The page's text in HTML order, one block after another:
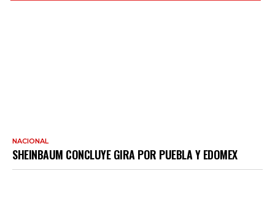
NACIONAL
SHEINBAUM CONCLUYE GIRA POR PUEBLA Y EDOMEX